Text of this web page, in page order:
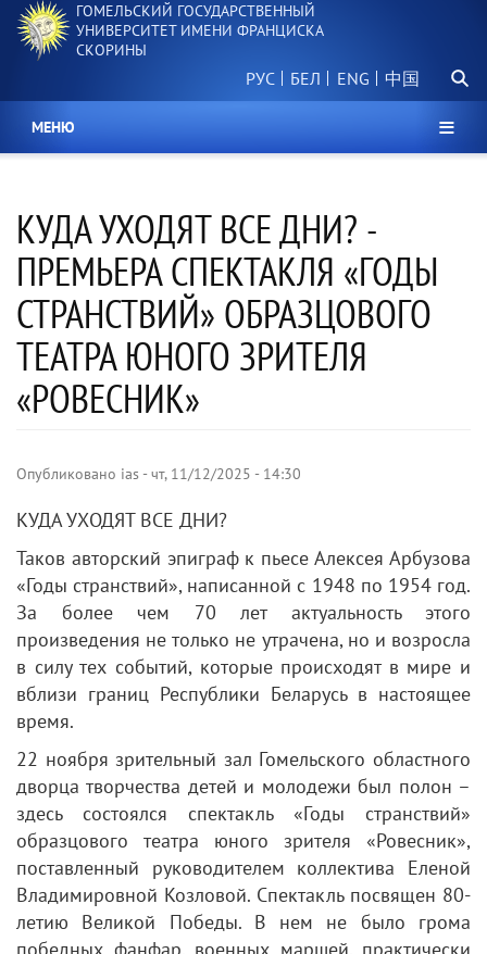
Перейти
основному
ГОМЕЛЬСКИЙ ГОСУДАРСТВЕННЫЙ
УНИВЕРСИТЕТ ИМЕНИ ФРАНЦИСКА
СКОРИНЫ
РУС БЕЛ 中国
МЕНЮ
КУДА УХОДЯТ ВСЕ ДНИ? -
ПРЕМЬЕРА СПЕКТАКЛЯ «ГОДЫ
СТРАНСТВИЙ» ОБРАЗЦОВОГО
ТЕАТРА ЮНОГО ЗРИТЕЛЯ
«РОВЕСНИК»
Опубликовано ias -чт, 11/12/2025 - 14:30
КУДА УХОДЯТ ВСЕ ДНИ?
Таков авторский эпиграф к пьесе Алексея Арбузова
«Годы странствий», написанной с 1948 по 1954 год.
За более чем 70 лет актуальность этого
произведения не только не утрачена, но и возросла
в силу тех событий, которые происходят в мире и
вблизи границ Республики Беларусь в настоящее
время.
22 ноября зрительный зал Гомельского областного
дворца творчества детей и молодежи был полон –
здесь состоялся спектакль «Годы странствий»
образцового театра юного зрителя «Ровесник»,
поставленный руководителем коллектива Еленой
Владимировной Козловой. Спектакль посвящен 80-
летию Великой Победы. В нем не было грома
победных фанфар, военных маршей, практически